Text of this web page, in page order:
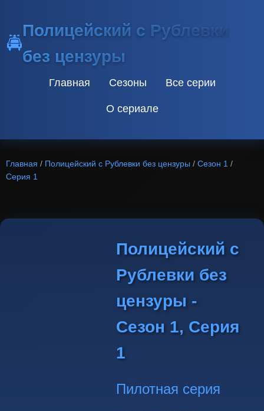
🚔
Полицейский с Рублевки
без цензуры
Главная Сезоны Все серии
О сериале
Главная / Полицейский с Рублевки без цензуры / Сезон 1 /
Серия 1
Полицейский с
Рублевки без
цензуры -
Сезон 1, Серия
1
Пилотная серия